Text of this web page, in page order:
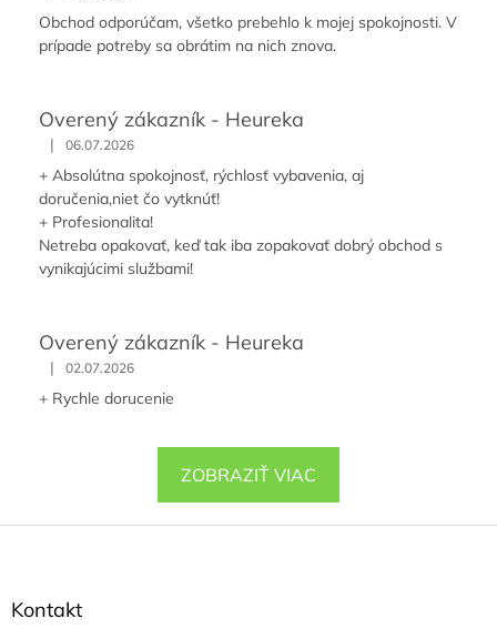
Obchod odporúčam, všetko prebehlo k mojej spokojnosti. V
prípade potreby sa obrátim na nich znova.
Overený zákazník - Heureka
| 06.07.2026
+ Absolútna spokojnosť, rýchlosť vybavenia, aj
doručenia,niet čo vytknúť!
+ Profesionalita!
Netreba opakovať, keď tak iba zopakovať dobrý obchod s
vynikajúcimi službami!
Overený zákazník - Heureka
| 02.07.2026
+ Rychle dorucenie
ZOBRAZIŤ VIAC
Z
Kontakt